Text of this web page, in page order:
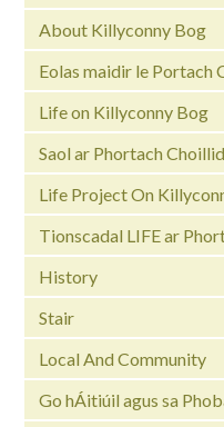
About Killyconny Bog
Eolas maidir le Portach
Life on Killyconny Bog
Saol ar Phortach
Life Project On
Tionscadal LIFE ar
History
Stair
Local And Community
Go hÁitiúil agus sa